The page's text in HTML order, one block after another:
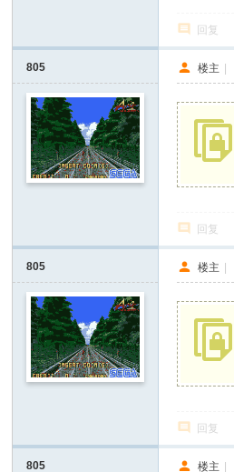
Y
D
elf
回复
805 楼主 |
回复
805 楼主 |
回复
805 楼主 |